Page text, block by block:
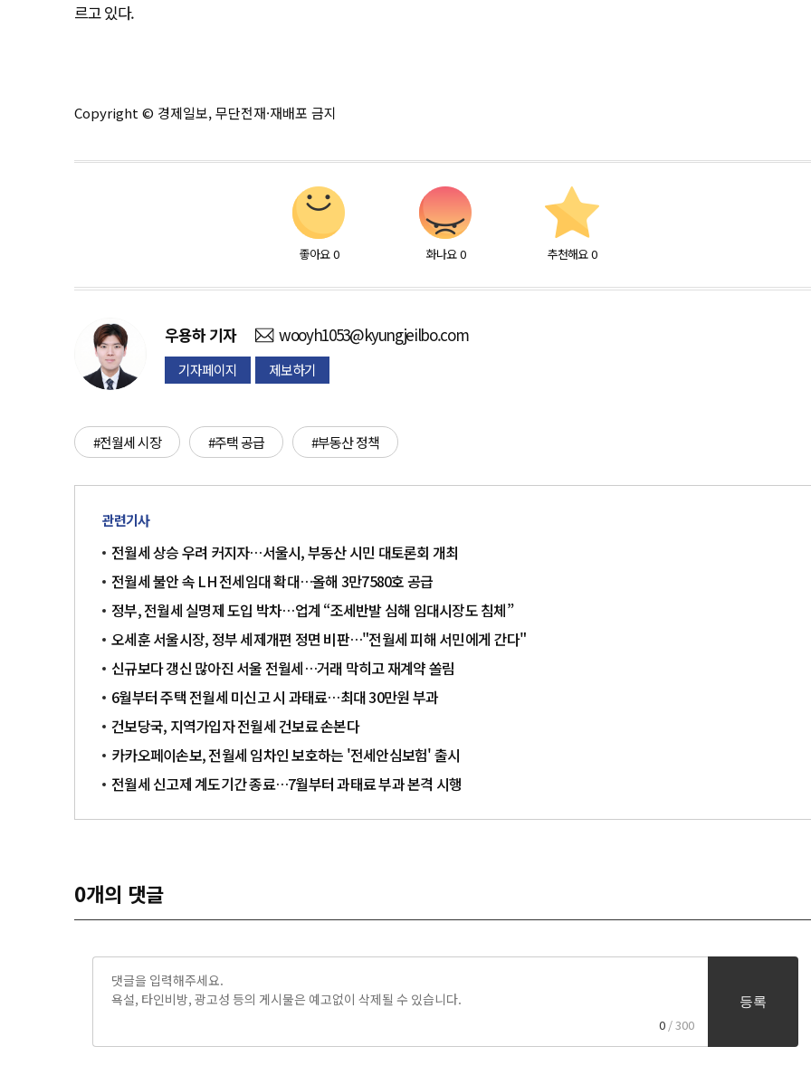
르고 있다.
Copyright © 경제일보, 무단전재·재배포 금지
좋아요 0 화나요 0 추천해요 0
우용하기자 wooyh1053@kyungjeilbo.com
기자페이지 제보하기
#전월세 시장 #주택 공급 #부동산 정책
관련기사
전월세 상승 우려 커지자…서울시, 부동산 시민 대토론회 개최
전월세 불안 속 LH 전세임대 확대…올해 3만7580호 공급
정부, 전월세 실명제 도입 박차…업계 “조세반발 심해 임대시장도 침체”
오세훈 서울시장, 정부 세제개편 정면 비판…"전월세 피해 서민에게 간다"
신규보다 갱신 많아진 서울 전월세…거래 막히고 재계약 쏠림
6월부터 주택 전월세 미신고 시 과태료…최대 30만원 부과
건보당국, 지역가입자 전월세 건보료 손본다
카카오페이손보, 전월세 임차인 보호하는 '전세안심보험' 출시
전월세 신고제 계도기간 종료…7월부터 과태료 부과 본격 시행
0개의 댓글
0 / 300
등록